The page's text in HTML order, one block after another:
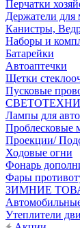
Перчатки
Держатели для
Канистры,
Наборы и
Батарейки
Автоаптечки
Щетки
Пусковые
Лампы для
Проблесковые
Проекции/
Ходовые огни
Фонарь
Фары
ЗИМНИЕ
Утеплители